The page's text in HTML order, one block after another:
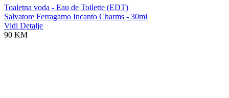
Toaletna voda - Eau de Toilette (EDT)
Salvatore Ferragamo Incanto Charms - 30ml
Vidi Detalje
90 KM